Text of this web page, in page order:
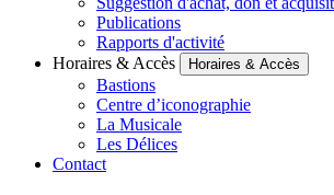
Publications
Rapports d'activité
Horaires & Accès
Horaires & Accès
Bastions
Centre d’iconographie
La Musicale
Les Délices
Contact